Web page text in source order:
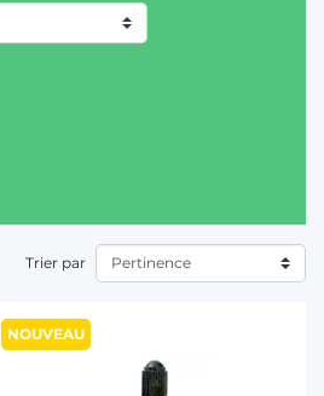
Trier par
NOUVEAU